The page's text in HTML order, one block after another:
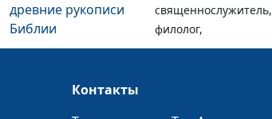
древние рукописи
Библии
священнослужитель,
филолог,
литературовед, Олег
Контакты